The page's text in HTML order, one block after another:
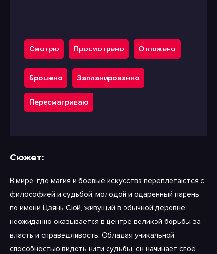
Смотрю Просмотрено Отложено
Брошено Запланированно
Пересматриваю
Сюжет:
В мире, где магия и боевые искусства переплетаются с
философией и судьбой, молодой и одаренный парень
по имени Цзянь Сюй, живущий в обычной деревне,
неожиданно оказывается в центре великой борьбы за
власть и справедливость. Обладая уникальной
способностью видеть нити судьбы, он начинает свое